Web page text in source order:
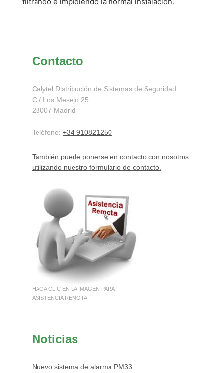
Contacto
Calytel Distribución de Sistemas de Seguridad
C./ Los Mesejo 25
28007 Madrid
Teléfono: +34 910821250
También puede ponerse en contacto con nosotros
utilizando nuestro formulario de contacto.
HAGA CLIC EN LA IMAGEN PARA
ASISTENCIA REMOTA
Noticias
Nuevo sistema de alarma PM33